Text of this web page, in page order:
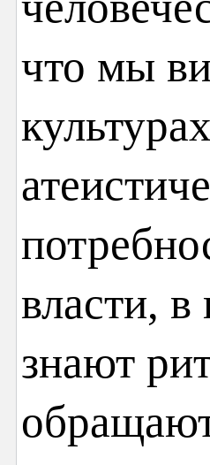
что мы
власти,
знают